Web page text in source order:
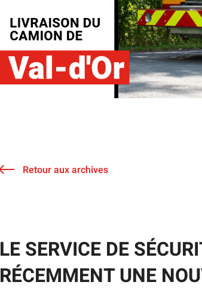
Retour aux archives
LE SERVICE DE
RÉCEMMENT UNE